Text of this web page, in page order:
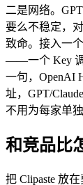
二是网络。
要么不稳定，
致命。接入一
——一个 Key 调
一句，OpenAI
址，GPT/
不用为每家单
和竞品比
把 Clipaste 放